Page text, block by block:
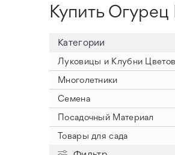
Купить
Категории
Луковицы и Клубни Цветов
Гиацинты
Гиацинт на выгонку
размер луковицы)
Гиацинты Махровые
Крокусы
Крокус Ботанический
Крокус Крупноцветный
Крокус Осенний
Нарцисс
Нарциссы букетные
Нарциссы Корончатые
Тюльпаны
Тюльпан
Аллиум
Многолетники
Клематис
Пионы
Древовидные пионы
Пионы ИТО
Айстра
Астильба
Семена
Семена Овощей
Семена Арахиса
Семена Баклажанов
Посадочный Материал
Лук Севок
Посадочный Картофель
Товары для сада